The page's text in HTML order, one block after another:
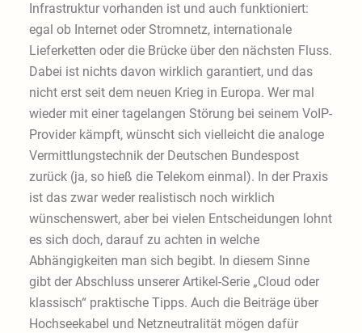
Infrastruktur vorhanden ist und auch funktioniert:
egal ob Internet oder Stromnetz, internationale
Lieferketten oder die Brücke über den nächsten Fluss.
Dabei ist nichts davon wirklich garantiert, und das
nicht erst seit dem neuen Krieg in Europa. Wer mal
wieder mit einer tagelangen Störung bei seinem VoIP-
Provider kämpft, wünscht sich vielleicht die analoge
Vermittlungstechnik der Deutschen Bundespost
zurück (ja, so hieß die Telekom einmal). In der Praxis
ist das zwar weder realistisch noch wirklich
wünschenswert, aber bei vielen Entscheidungen lohnt
es sich doch, darauf zu achten in welche
Abhängigkeiten man sich begibt. In diesem Sinne
gibt der Abschluss unserer Artikel-Serie „Cloud oder
klassisch“ praktische Tipps. Auch die Beiträge über
Hochseekabel und Netzneutralität mögen dafür